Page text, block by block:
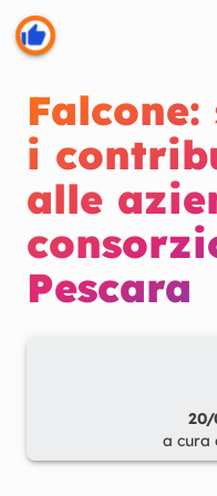
Falcone:
i
alle
Pescara
20/
a cura